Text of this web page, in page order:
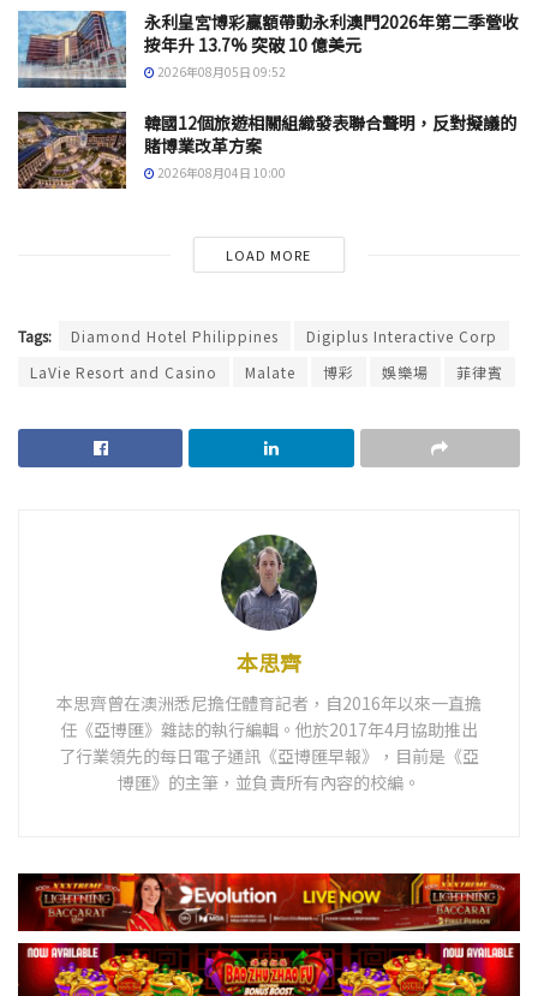
永利皇宮博彩贏額帶動永利澳門2026年第二季營收
按年升 13.7% 突破 10 億美元
2026年08月05日 09:52
韓國12個旅遊相關組織發表聯合聲明，反對擬議的
賭博業改革方案
2026年08月04日 10:00
LOAD MORE
Tags: Diamond Hotel Philippines
Digiplus Interactive Corp
LaVie Resort and Casino
Malate 博彩 娛樂場 菲律賓
本思齊
本思齊曾在澳洲悉尼擔任體育記者，自2016年以來一直擔
任《亞博匯》雜誌的執行編輯。他於2017年4月協助推出
了行業領先的每日電子通訊《亞博匯早報》，目前是《亞
博匯》的主筆，並負責所有內容的校編。